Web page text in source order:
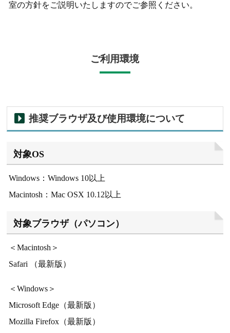
室の方針をご説明いたしますのでご参照ください。
ご利用環境
推奨ブラウザ及び使用環境について
対象OS
Windows：Windows 10以上
Macintosh：Mac OSX 10.12以上
対象ブラウザ（パソコン）
＜Macintosh＞
Safari （最新版）
＜Windows＞
Microsoft Edge（最新版）
Mozilla Firefox（最新版）